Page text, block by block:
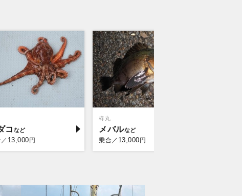
コ
13,000円
柊丸
メバル
乗合／ 13,000円